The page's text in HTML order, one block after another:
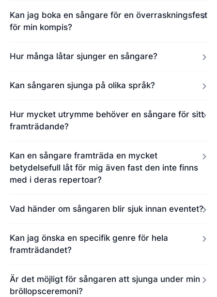
Kan jag boka en sångare för en överraskningsfest
för min kompis?
Hur många låtar sjunger en sångare?
Kan sångaren sjunga på olika språk?
Hur mycket utrymme behöver en sångare för sitt
framträdande?
Kan en sångare framträda en mycket
betydelsefull låt för mig även fast den inte finns
med i deras repertoar?
Vad händer om sångaren blir sjuk innan eventet?
Kan jag önska en specifik genre för hela
framträdandet?
Är det möjligt för sångaren att sjunga under min
bröllopsceremoni?